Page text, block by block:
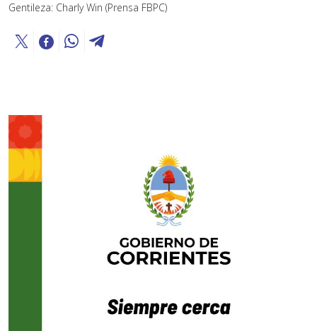
Gentileza: Charly Win (Prensa FBPC)